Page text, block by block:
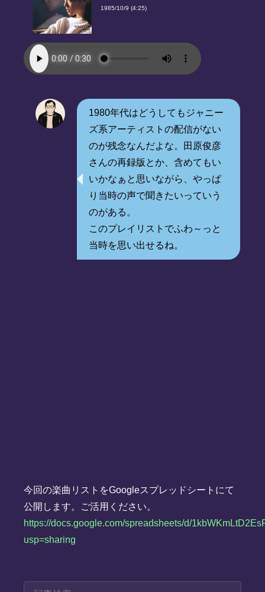
1985/10/9 (4:25)
1980年代はどうしてもジャニー
ズ系アーティストの配信がない
のが残念なんだよな。田原俊彦
さんの再録版とか、含めてもい
いかなぁと思いながら、やっぱ
り当時の声で聞きたいっていう
のがある。
このプレイリストでふわ～っと
当時を思い出せるね。
今回の楽曲リストをGoogleスプレッドシートにて
公開します。ご活用ください。
https://docs.google.com/spreadsheets/d/
usp=sharing